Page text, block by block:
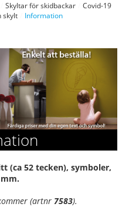
Skyltar för skidbackar
Covid-19
skylt Information
(ca 52 tecken), symboler,
(artnr 7583).